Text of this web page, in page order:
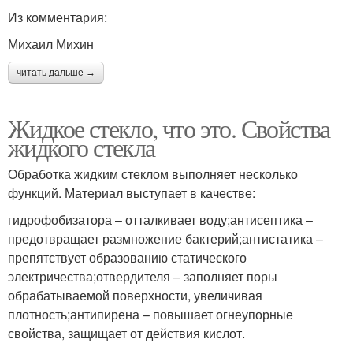
Из комментария:
Михаил Михин
читать дальше →
Жидкое стекло, что это. Свойства
жидкого стекла
Обработка жидким стеклом выполняет несколько
функций. Материал выступает в качестве:
гидрофобизатора – отталкивает воду;антисептика –
предотвращает размножение бактерий;антистатика –
препятствует образованию статического
электричества;отвердителя – заполняет поры
обрабатываемой поверхности, увеличивая
плотность;антипирена – повышает огнеупорные
свойства, защищает от действия кислот.